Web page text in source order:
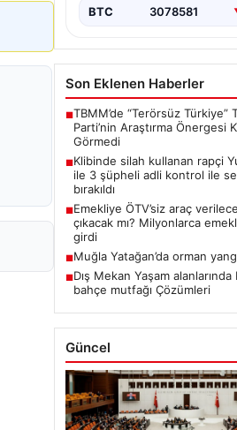
BTC 3078581
Son Eklenen Haberler
■TBMM’de “Terörsüz Türkiye”
Parti’nin Araştırma Önergesi
Görmedi
■Klibinde silah kullanan rapçi
ile 3 şüpheli adli kontrol ile
bırakıldı
■Emekliye ÖTV’siz araç
çıkacak mı? Milyonlarca
girdi
■Muğla Yatağan’da orman
■Dış Mekan Yaşam
bahçe mutfağı Çözümleri
Güncel